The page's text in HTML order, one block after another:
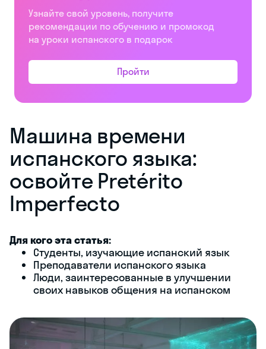
Узнайте свой уровень, получите
рекомендации по обучению и промокод
на уроки испанского в подарок
Пройти
Машина времени
испанского языка:
освойте Pretérito
Imperfecto
Для кого эта статья:
Студенты, изучающие испанский язык
Преподаватели испанского языка
Люди, заинтересованные в улучшении
своих навыков общения на испанском